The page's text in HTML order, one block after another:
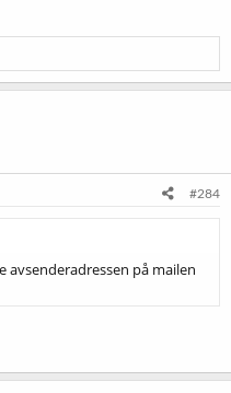
#284
avsenderadressen på mailen